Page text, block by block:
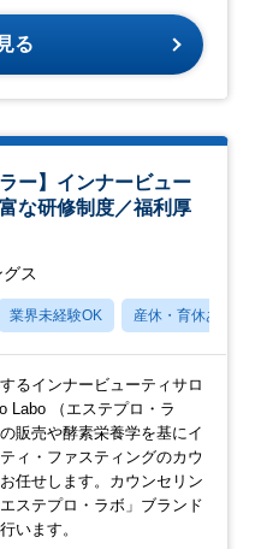
る
ー】インナービュー
な研修制度／福利厚
ス
業界未経験OK 産休・育休あり
るインナービューティサロ
Labo （エステプロ・ラ
販売や酵素栄養学を基にイ
ィ・ファスティングのカウ
任せします。カウンセリン
ステプロ・ラボ」ブランド
います。